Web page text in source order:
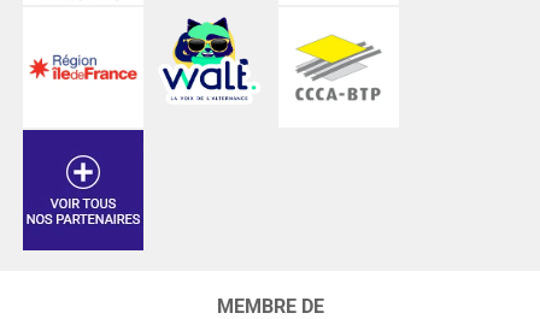
MEMBRE DE